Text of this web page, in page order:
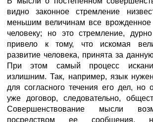
видно законное стремление
меньшим величинам все врожденное
человеку; но это стремление,
привело к тому, что искомая
развитие человека, принята за
При этом самый процесс
излишним. Так, например, язык
для согласного течения его дел, но
уже договор, следовательно,
Совершенствование мысли
посредством ее сообщения,